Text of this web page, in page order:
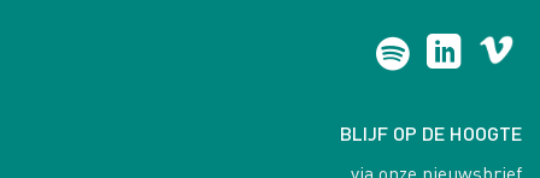
BLIJF OP DE HOOGTE
via onze nieuwsbrief